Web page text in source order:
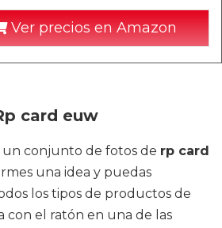
Ver precios en Amazon
card euw
conjunto de fotos de rp card
una idea y puedas
los tipos de productos de
con el ratón en una de las